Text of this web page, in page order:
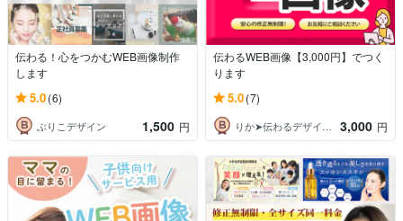
伝わる！心をつかむWEB画像制作
します
5.0(6)
ぶりこデザイン 1,500 円
伝わるWEB画像【3,000円】でつく
ります
5.0(7)
りか➤伝わるデザイン／ヒートマップ解析士 3,000 円